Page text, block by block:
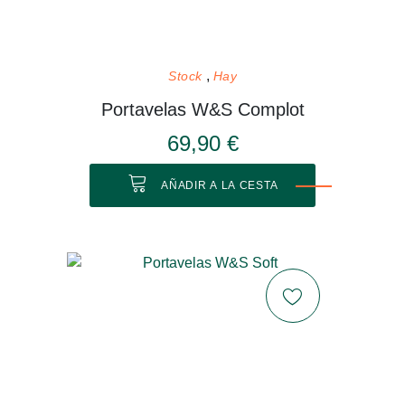
Stock Hay
Portavelas W&S Complot
69,90 €
AÑADIR A LA CESTA